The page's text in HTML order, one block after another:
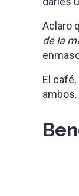
Aclaro
de la
El
ambos.